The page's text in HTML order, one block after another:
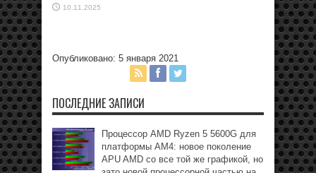
10.11.2025
Опубликовано: 5 января 2021
ПОСЛЕДНИЕ ЗАПИСИ
Процессор AMD Ryzen 5 5600G для
платформы АМ4: новое поколение
APU AMD со все той же графикой, но